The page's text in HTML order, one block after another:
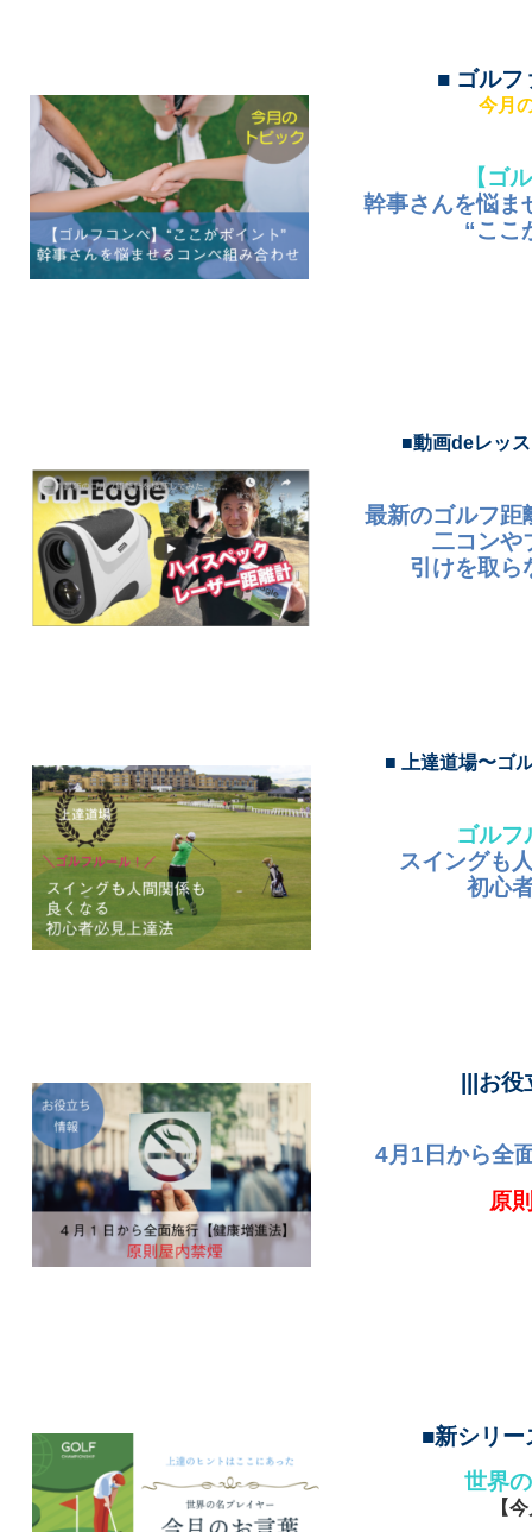
■ ゴルフ
今月
【ゴ
幹事さんを悩ま
“ここ
■動画deレッ
最新のゴルフ距
二コンや
引けを取ら
■ 上達道場〜ゴ
ゴルフ
スイングも
初心
|||お
4月1日から全
原
■新シリー
世界
【